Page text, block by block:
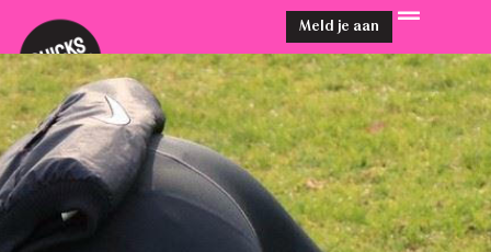
Meld je aan